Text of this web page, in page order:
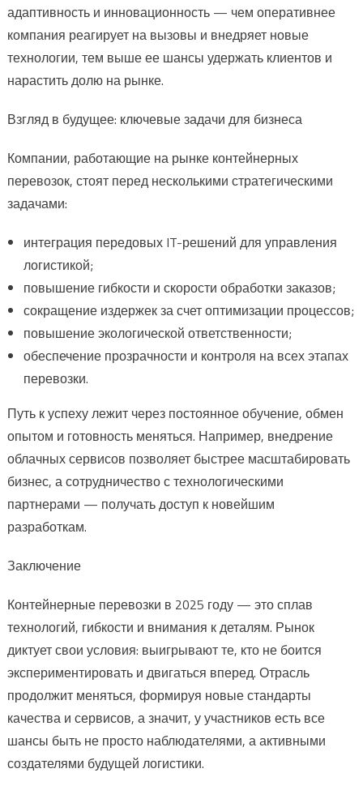
адаптивность и инновационность — чем оперативнее
компания реагирует на вызовы и внедряет новые
технологии, тем выше ее шансы удержать клиентов и
нарастить долю на рынке.
Взгляд в будущее: ключевые задачи для бизнеса
Компании, работающие на рынке контейнерных
перевозок, стоят перед несколькими стратегическими
задачами:
интеграция передовых IT-решений для управления
логистикой;
повышение гибкости и скорости обработки заказов;
сокращение издержек за счет оптимизации процессов;
повышение экологической ответственности;
обеспечение прозрачности и контроля на всех этапах
перевозки.
Путь к успеху лежит через постоянное обучение, обмен
опытом и готовность меняться. Например, внедрение
облачных сервисов позволяет быстрее масштабировать
бизнес, а сотрудничество с технологическими
партнерами — получать доступ к новейшим
разработкам.
Заключение
Контейнерные перевозки в 2025 году — это сплав
технологий, гибкости и внимания к деталям. Рынок
диктует свои условия: выигрывают те, кто не боится
экспериментировать и двигаться вперед. Отрасль
продолжит меняться, формируя новые стандарты
качества и сервисов, а значит, у участников есть все
шансы быть не просто наблюдателями, а активными
создателями будущей логистики.